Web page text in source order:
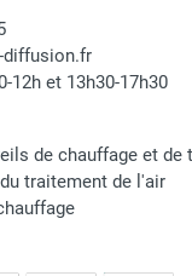
à
diffusion.fr
12h et 13h30-17h30
de chauffage et de
traitement de l'air